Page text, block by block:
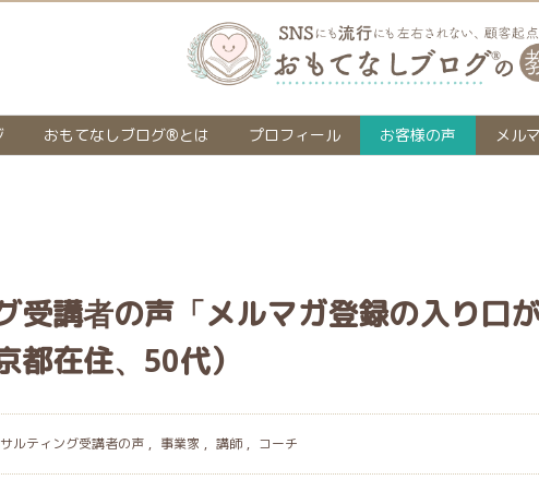
おもてなしブログ®とは プロフィール お客様の声 メル
受講者の声「メルマガ登録の入り口
都在住、50代）
ルティング受講者の声 , 事業家 , 講師 , コーチ